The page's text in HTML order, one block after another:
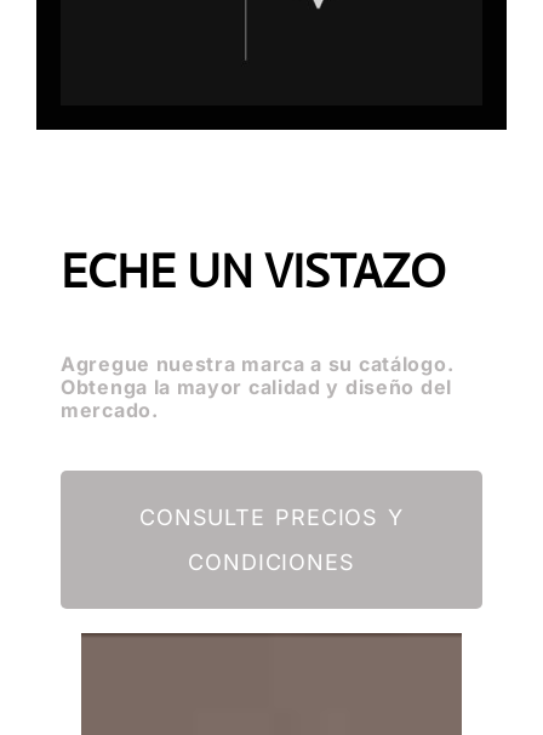
ECHE UN VISTAZO
Agregue nuestra marca a su catálogo.
Obtenga la mayor calidad y diseño del
mercado.
CONSULTE PRECIOS Y
CONDICIONES